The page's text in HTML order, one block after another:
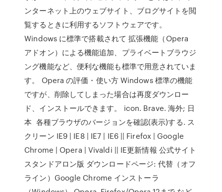
ンターネット上のウェブサイト、ブログサイトを閲
覧するときに利用するソフトウェアです。
Windows に標準で搭載されて 拡張機能（Opera
アドオン）による機能追加、プライベートブラウジ
ング機能など、便利な機能も標準で用意されていま
す。 Opera の評価・使い方 Windows 標準の機能
ですが、削除してしまった場合は再度ダウンロー
ド、インストールできます。 icon. Brave. 海外; 日
本 各種ブラウザのバージョンを確認(表示)する. ス
クリーン IE9 | IE8 | IE7 | IE6 || Firefox | Google
Chrome | Opera | Vivaldi || IE更新情報 公式サイト
スタンドアロン版 ダウンロードページ: 代替（オフ
ライン）Google Chrome インストーラ